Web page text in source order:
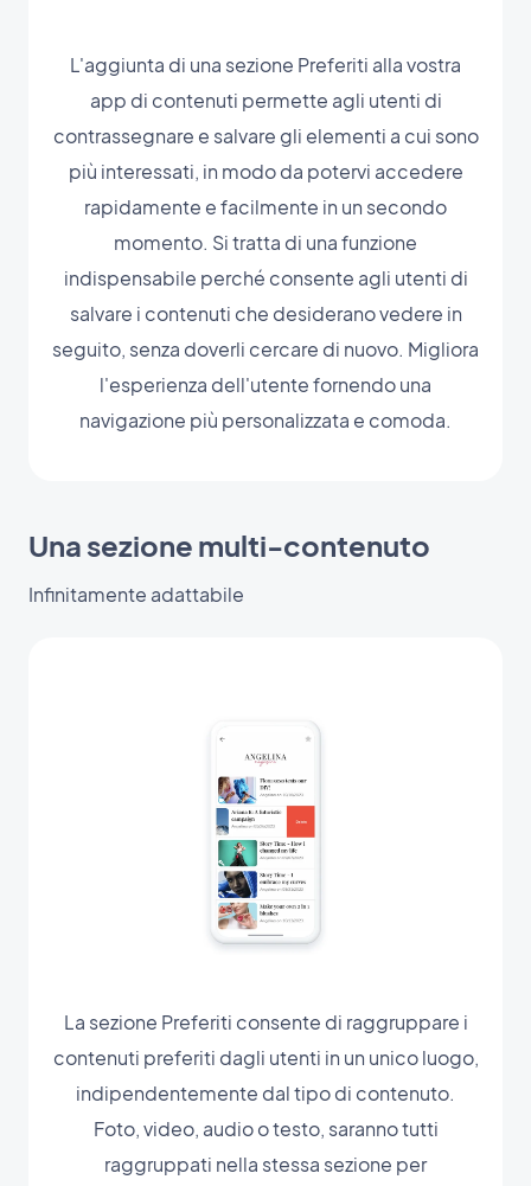
L'aggiunta di una sezione Preferiti alla vostra
app di contenuti permette agli utenti di
contrassegnare e salvare gli elementi a cui sono
più interessati, in modo da potervi accedere
rapidamente e facilmente in un secondo
momento. Si tratta di una funzione
indispensabile perché consente agli utenti di
salvare i contenuti che desiderano vedere in
seguito, senza doverli cercare di nuovo. Migliora
l'esperienza dell'utente fornendo una
navigazione più personalizzata e comoda.
Una sezione multi-contenuto
Infinitamente adattabile
La sezione Preferiti consente di raggruppare i
contenuti preferiti dagli utenti in un unico luogo,
indipendentemente dal tipo di contenuto.
Foto, video, audio o testo, saranno tutti
raggruppati nella stessa sezione per